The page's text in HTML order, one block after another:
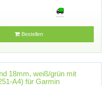
Bestellen
18mm, weiß/grün mit
A4) für Garmin